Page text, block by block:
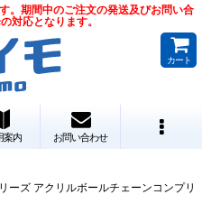
。期間中のご注文の発送及びお問い合
対応となります。
カート
案内 お問い合わせ
ーズ アクリルボールチェーンコンプリ